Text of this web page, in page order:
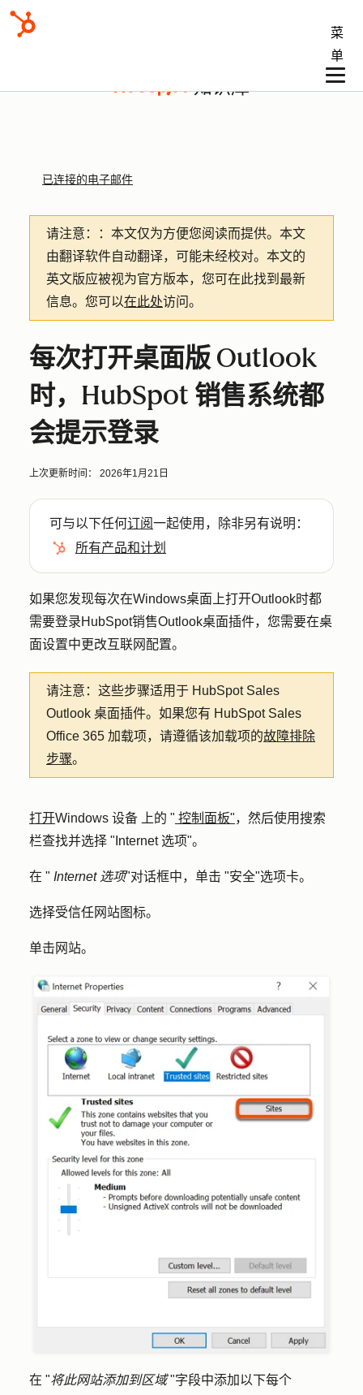
菜
单
知识库
已连接的电子邮件
请注意： ：本文仅为方便您阅读而提供。 本文
由翻译软件自动翻译，可能未经校对。本文的
英文版应被视为官方版本，您可在此找到最新
信息。您可以在此处访问。
每次打开桌面版 Outlook
时，HubSpot 销售系统都
会提示登录
上次更新时间： 2026年1月21日
可与以下任何订阅一起使用，除非另有说明：
所有产品和计划
如果您发现每次在Windows桌面上打开Outlook时都
需要登录HubSpot销售Outlook桌面插件，您需要在桌
面设置中更改互联网配置。
请注意： 这些步骤适用于 HubSpot Sales
Outlook 桌面插件。如果您有 HubSpot Sales
Office 365 加载项，请遵循该加载项的故障排除
步骤。
打开Windows 设备 上的 " 控制面板"，然后使用搜索
栏查找并选择 " Internet 选项"。
在 " Internet 选项"对话框中，单击 "安全"选项卡。
选择受信任网站图标。
单击 网站。
在 "将此网站添加到区域"字段中添加以下每个